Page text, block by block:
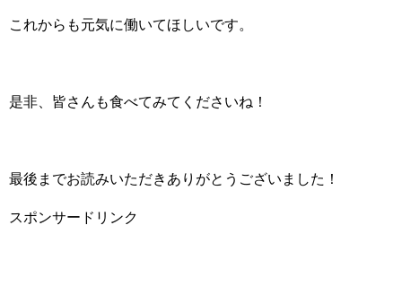
これからも元気に働いてほしいです。
是非、皆さんも食べてみてくださいね！
最後までお読みいただきありがとうございました！
スポンサードリンク